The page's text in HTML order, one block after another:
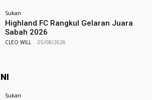
Sukan
Highland FC Rangkul Gelaran Juara
Sabah 2026
CLEO WILL - 05/08/2026
Sukan